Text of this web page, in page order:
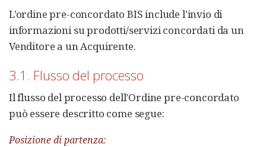
L’ordine pre-concordato BIS include l’invio di
informazioni su prodotti/servizi concordati da un
Venditore a un Acquirente.
3.1. Flusso del processo
Il flusso del processo dell’Ordine pre-concordato
può essere descritto come segue:
Posizione di partenza: